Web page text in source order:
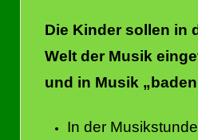
Die Kinder sollen in
Welt der Musik
und in Musik
In der